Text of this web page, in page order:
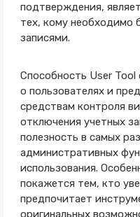
подтверждения,
тех, кому необходимо
записями.
Способность User
о пользователях и
средствам контроля
отключения учетных
полезность в самых
административных
использования.
покажется тем, кто
предпочитает
оригинальных